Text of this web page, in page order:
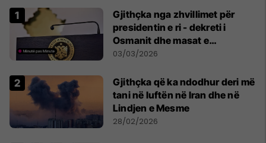
Gjithçka nga zhvillimet për
presidentin e ri - dekreti i
Osmanit dhe masat e
Kushtetueses
03/03/2026
Gjithçka që ka ndodhur deri më
tani në luftën në Iran dhe në
Lindjen e Mesme
28/02/2026